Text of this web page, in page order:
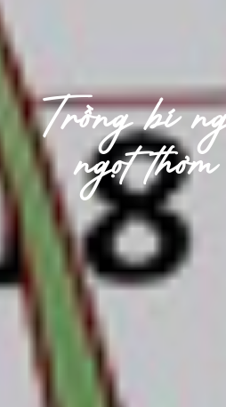
Trồng bí
ngọt